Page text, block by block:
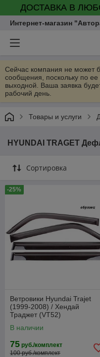
ДОСТАВКА В
Интернет-магазин
Сейчас компания не может
сообщения, поскольку по
выходной. Ваша заявка
рабочий день.
Товары и услуги
HYUNDAI TRAGET
Сортировка
-25%
Ветровики Hyundai Trajet
(1999-2008) / Хендай
Траджет (VT52)
В наличии
75 руб./комплект
100 руб./комплект